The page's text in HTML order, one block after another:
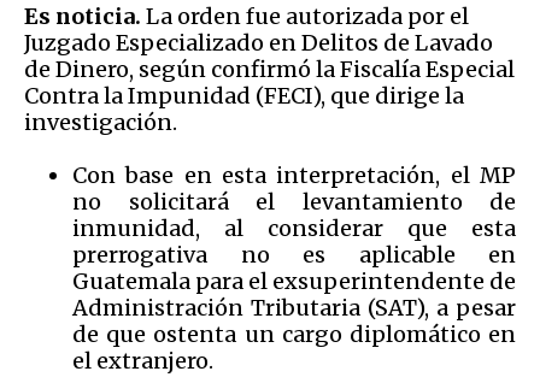
Es noticia. La orden fue autorizada por el
Juzgado Especializado en Delitos de Lavado
de Dinero, según confirmó la Fiscalía Especial
Contra la Impunidad (FECI), que dirige la
investigación.
Con base en esta interpretación, el MP
no solicitará el levantamiento de
inmunidad, al considerar que esta
prerrogativa no es aplicable en
Guatemala para el exsuperintendente de
Administración Tributaria (SAT), a pesar
de que ostenta un cargo diplomático en
el extranjero.